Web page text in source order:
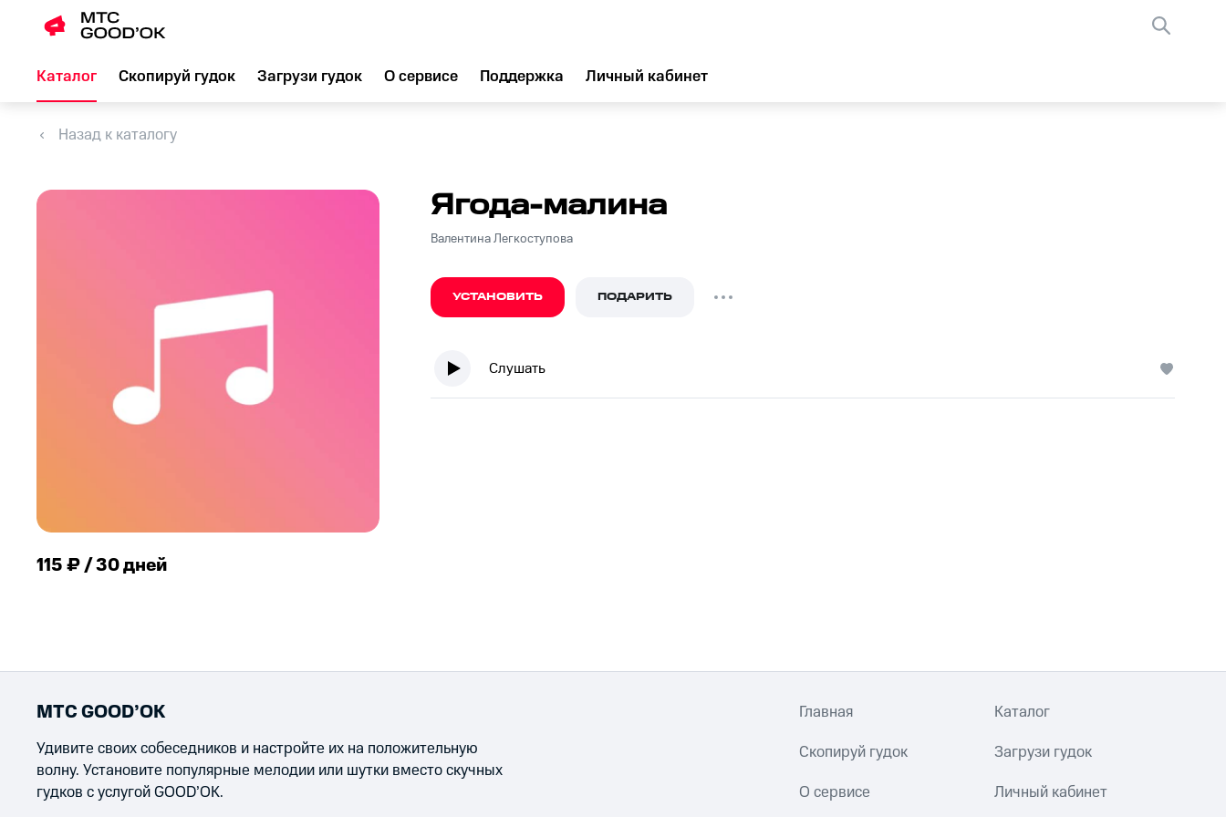
Каталог Скопируй гудок Загрузи гудок О сервисе Поддержка Личный кабинет
Назад к каталогу
115 ₽ / 30 дней
Ягода-малина
Валентина Легкоступова
УСТАНОВИТЬ ПОДАРИТЬ
Слушать
МТС GOOD’OK
Удивите своих собеседников и настройте их на положительную
волну. Установите популярные мелодии или шутки вместо скучных
гудков с услугой GOOD’OK.
Главная Каталог
Скопируй гудок Загрузи гудок
О сервисе Личный кабинет